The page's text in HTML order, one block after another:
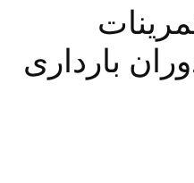
بارداری